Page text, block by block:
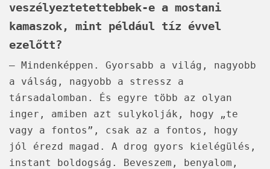
veszélyeztetettebbek-e a mostani
kamaszok, mint például tíz évvel
ezelőtt?
– Mindenképpen. Gyorsabb a világ, nagyobb
a válság, nagyobb a stressz a
társadalomban. És egyre több az olyan
inger, amiben azt sulykolják, hogy „te
vagy a fontos”, csak az a fontos, hogy
jól érezd magad. A drog gyors kielégülés,
instant boldogság. Beveszem, benyalom,